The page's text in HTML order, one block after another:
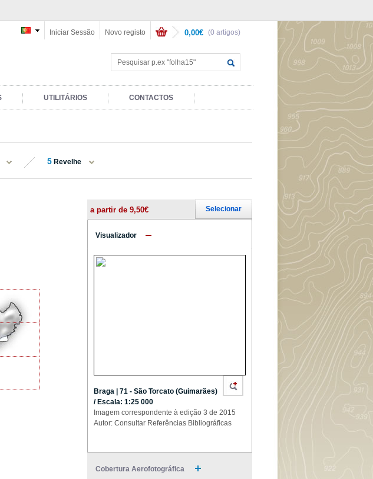
(0 artigos)
0,00€
Novo registo
Iniciar Sessão
UTILITÁRIOS CONTACTOS
5 Revelhe
a partir de 9,50€ Selecionar
Visualizador
Braga | 71 - São Torcato (Guimarães)
/ Escala: 1:25 000
Imagem correspondente à edição 3 de 2015
Autor: Consultar Referências Bibliográficas
Cobertura Aerofotográfica